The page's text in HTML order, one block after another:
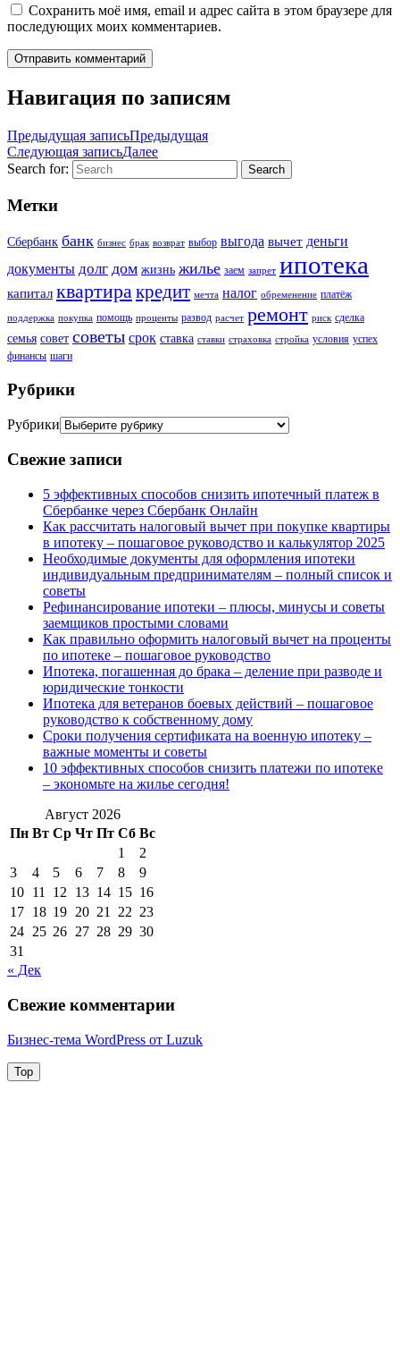
Сохранить моё имя, email и адрес сайта в этом браузере для
последующих моих комментариев.
Навигация по записям
Предыдущая записьПредыдущая
Следующая записьДалее
Search for:
Search
Метки
Сбербанк банк бизнес брак возврат выбор выгода вычет деньги
документы долг дом жизнь жилье заем запрет ипотека
капитал квартиракредит мечта налог обременение платёж
поддержка покупка помощь проценты развод расчет ремонт риск сделка
семья совет советы срок ставка ставки страховка стройка условия успех
финансы шаги
Рубрики
Рубрики
Свежие записи
5 эффективных способов снизить ипотечный платеж в
Сбербанке через Сбербанк Онлайн
Как рассчитать налоговый вычет при покупке квартиры
в ипотеку – пошаговое руководство и калькулятор 2025
Необходимые документы для оформления ипотеки
индивидуальным предпринимателям – полный список и
советы
Рефинансирование ипотеки – плюсы, минусы и советы
заемщиков простыми словами
Как правильно оформить налоговый вычет на проценты
по ипотеке – пошаговое руководство
Ипотека, погашенная до брака – деление при разводе и
юридические тонкости
Ипотека для ветеранов боевых действий – пошаговое
руководство к собственному дому
Сроки получения сертификата на военную ипотеку –
важные моменты и советы
10 эффективных способов снизить платежи по ипотеке
– экономьте на жилье сегодня!
Август 2026
Пн Вт Ср Чт Пт Сб Вс
1
2
3
4 5 6 7 8
9
10 11 12 13 14 15 16
17 18 19 20 21 22 23
24 25 26 27 28 29 30
31
« Дек
Свежие комментарии
Бизнес-тема WordPress от Luzuk
Top